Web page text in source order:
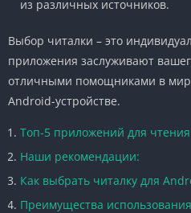
из различных источников.
Выбор читалки – это
приложения заслуживают
отличными помощниками в
Android-устройстве.
Топ-5 приложений для
Наши рекомендации:
Как выбрать читалку для
Преимущества